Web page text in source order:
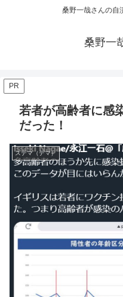
桑野一哉さんの自
桑野一
PR
若者が高齢者に感
だった！
ステマ（デマ）